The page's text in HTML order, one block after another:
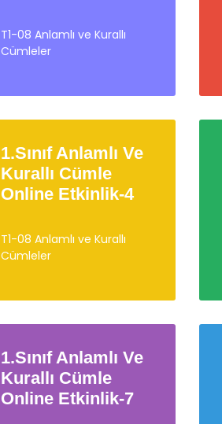
T1-08 Anlamlı ve Kurallı
Cümleler
1.Sınıf Anlamlı Ve
Kurallı Cümle
Online Etkinlik-4
T1-08 Anlamlı ve Kurallı
Cümleler
1.Sınıf Anlamlı Ve
Kurallı Cümle
Online Etkinlik-7